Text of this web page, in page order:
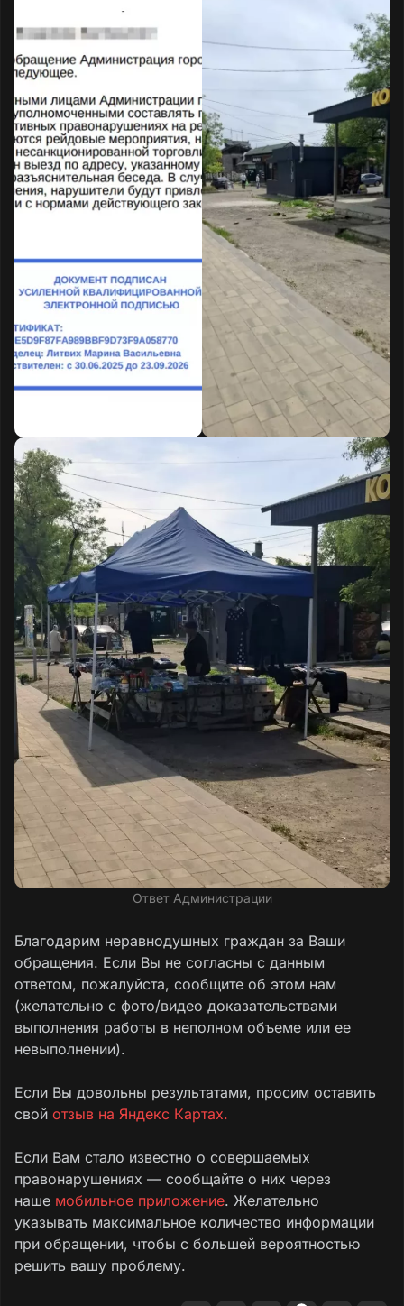
Ответ Администрации
Благодарим неравнодушных граждан за Ваши
обращения. Если Вы не согласны с данным
ответом, пожалуйста, сообщите об этом нам
(желательно с фото/видео доказательствами
выполнения работы в неполном объеме или ее
невыполнении).
Если Вы довольны результатами, просим оставить
свой отзыв на Яндекс Картах.
Если Вам стало известно о совершаемых
правонарушениях — сообщайте о них через
наше мобильное приложение. Желательно
указывать максимальное количество информации
при обращении, чтобы с большей вероятностью
решить вашу проблему.